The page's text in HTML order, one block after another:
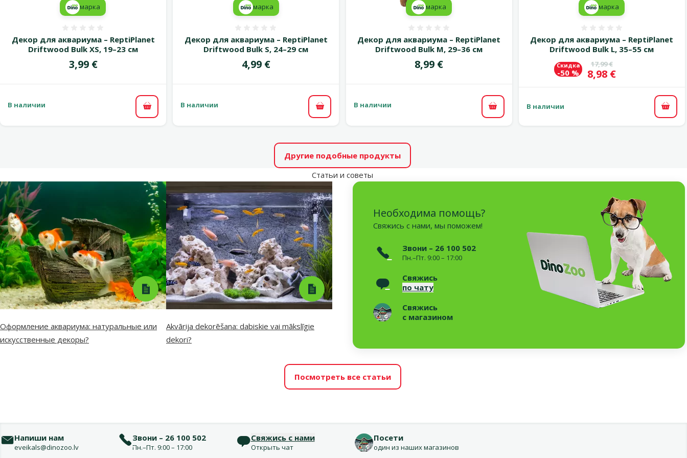
Декор для аквариума – ReptiPlanet
Driftwood Bulk XS, 19–23 см
Цена
3,99 €
марка
В наличии
В корзину
Декор для аквариума – ReptiPlanet
Driftwood Bulk S, 24–29 см
Цена
4,99 €
марка
В наличии
В корзину
Декор для аквариума – ReptiPlanet
Driftwood Bulk M, 29–36 см
Цена
8,99 €
марка
В наличии
В корзину
Декор для аквариума – ReptiPlanet
Driftwood Bulk L, 35–55 см
Исходная цена
17,99 €
Цена
8,98 €
Скидка
-50 %
марка
В наличии В
Другие подобные продукты
Статьи и советы
Необходима помощь?
Свяжись с нами, мы поможем!
Звони – 26 100 502
Пн.–Пт. 9:00 – 17:00
Свяжись
по чату
Свяжись
с магазином
Оформление аквариума: натуральные или
искусственные декоры?
Akvārija dekorēšana: dabiskie vai mākslīgie
dekori?
Посмотреть все статьи
Напиши нам
eveikals@dinozoo.lv
Звони – 26 100 502
Пн.–Пт. 9:00 – 17:00
Свяжись с нами
Открыть чат
Посети
один из наших магазинов